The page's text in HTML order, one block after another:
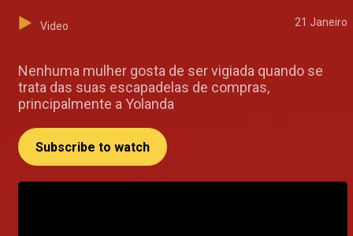
Video 21 Janeiro
Nenhuma mulher gosta de ser vigiada quando se
trata das suas escapadelas de compras,
principalmente a Yolanda
Subscribe to watch